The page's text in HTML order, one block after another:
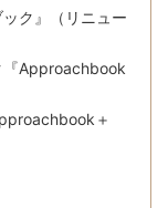
ク』（リニュー
『Approachbook
＋